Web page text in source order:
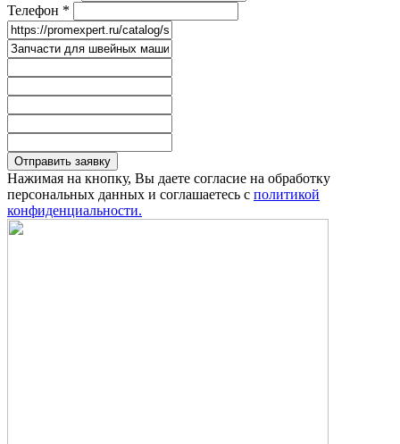
Телефон *
Отправить заявку
Нажимая на кнопку, Вы даете согласие на обработку
персональных данных и соглашаетесь с политикой
конфиденциальности.